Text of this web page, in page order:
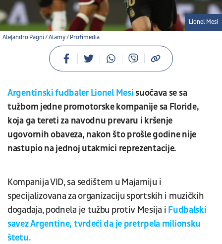
Alejandro Pagni / Alamy / Profimedia
Lionel Mesi
Argentinski fudbaler Lionel Mesi suočava se sa
tužbom jedne promotorske kompanije sa Floride,
koja ga tereti za navodnu prevaru i kršenje
ugovornih obaveza, nakon što prošle godine nije
nastupio na jednoj utakmici reprezentacije.
Kompanija VID, sa sedištem u Majamiju i
specijalizovana za organizaciju sportskih i muzičkih
događaja, podnela je tužbu protiv Mesija i Fudbalski
savez Argentine, tvrdeći da je pretrpela milionsku
štetu.